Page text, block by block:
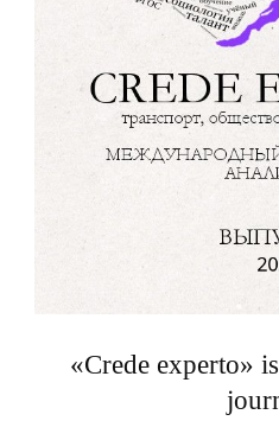
«Crede experto»